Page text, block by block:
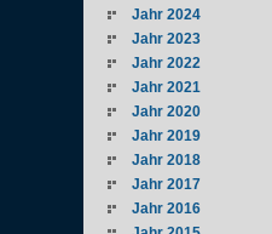
Jahr 2024
Jahr 2023
Jahr 2022
Jahr 2021
Jahr 2020
Jahr 2019
Jahr 2018
Jahr 2017
Jahr 2016